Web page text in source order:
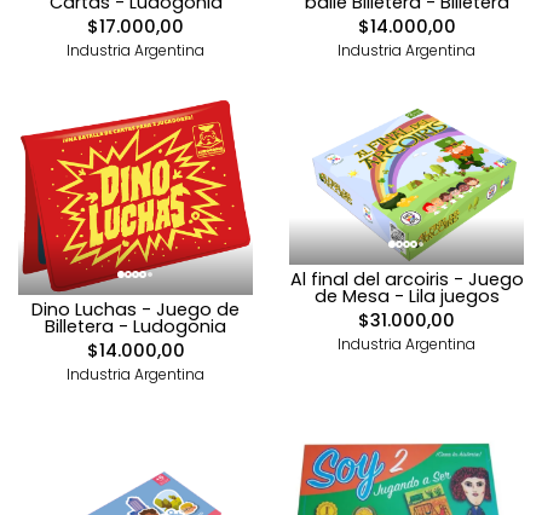
$17.000,00
Industria Argentina
$14.000,00
Industria Argentina
Dino Luchas - Juego de
Billetera - Ludogonia
$14.000,00
Industria Argentina
Al final del arcoiris - Juego
de Mesa - Lila juegos
$31.000,00
Industria Argentina